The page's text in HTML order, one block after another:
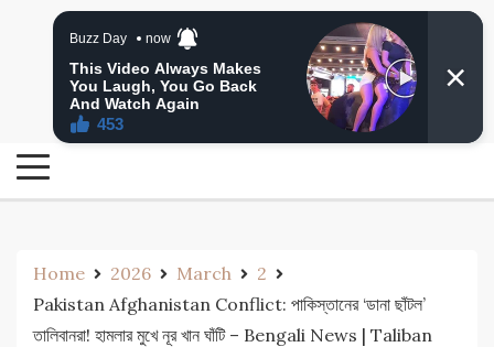
24 Ghanta Bangla News
24 Ghanta Bengali News
Home 2026 March
2
Pakistan Afghanistan Conflict: পাকিস্তানের ‘ডানা ছাঁটল’
তালিবানরা! হামলার মুখে নূর খান ঘাঁটি – Bengali News | Taliban